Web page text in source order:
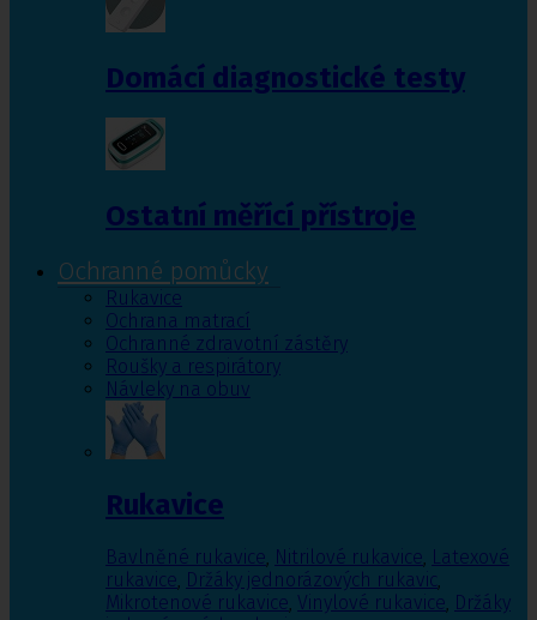
Domácí diagnostické testy
Ostatní měřící přístroje
Ochranné pomůcky
Rukavice
Ochrana matrací
Ochranné zdravotní zástěry
Roušky a respirátory
Návleky na obuv
Rukavice
Bavlněné rukavice, Nitrilové rukavice, Latexové
rukavice, Držáky jednorázových rukavic,
Mikrotenové rukavice, Vinylové rukavice, Držáky